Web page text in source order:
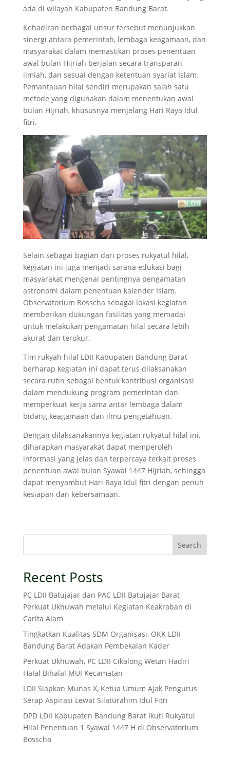
ada di wilayah Kabupaten Bandung Barat.
Kehadiran berbagai unsur tersebut menunjukkan
sinergi antara pemerintah, lembaga keagamaan, dan
masyarakat dalam memastikan proses penentuan
awal bulan Hijriah berjalan secara transparan,
ilmiah, dan sesuai dengan ketentuan syariat Islam.
Pemantauan hilal sendiri merupakan salah satu
metode yang digunakan dalam menentukan awal
bulan Hijriah, khususnya menjelang Hari Raya Idul
fitri.
Selain sebagai bagian dari proses rukyatul hilal,
kegiatan ini juga menjadi sarana edukasi bagi
masyarakat mengenai pentingnya pengamatan
astronomi dalam penentuan kalender Islam.
Observatorium Bosscha sebagai lokasi kegiatan
memberikan dukungan fasilitas yang memadai
untuk melakukan pengamatan hilal secara lebih
akurat dan terukur.
Tim rukyah hilal LDII Kabupaten Bandung Barat
berharap kegiatan ini dapat terus dilaksanakan
secara rutin sebagai bentuk kontribusi organisasi
dalam mendukung program pemerintah dan
memperkuat kerja sama antar lembaga dalam
bidang keagamaan dan ilmu pengetahuan.
Dengan dilaksanakannya kegiatan rukyatul hilal ini,
diharapkan masyarakat dapat memperoleh
informasi yang jelas dan terpercaya terkait proses
penentuan awal bulan Syawal 1447 Hijriah, sehingga
dapat menyambut Hari Raya Idul fitri dengan penuh
kesiapan dan kebersamaan.
Search
Recent Posts
PC LDII Batujajar dan PAC LDII Batujajar Barat
Perkuat Ukhuwah melalui Kegiatan Keakraban di
Carita Alam
Tingkatkan Kualitas SDM Organisasi, OKK LDII
Bandung Barat Adakan Pembekalan Kader
Perkuat Ukhuwah, PC LDII Cikalong Wetan Hadiri
Halal Bihalal MUI Kecamatan
LDII Siapkan Munas X, Ketua Umum Ajak Pengurus
Serap Aspirasi Lewat Silaturahim Idul Fitri
DPD LDII Kabupaten Bandung Barat Ikuti Rukyatul
Hilal Penentuan 1 Syawal 1447 H di Observatorium
Bosscha